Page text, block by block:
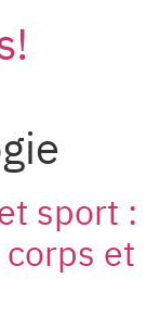
sport :
et